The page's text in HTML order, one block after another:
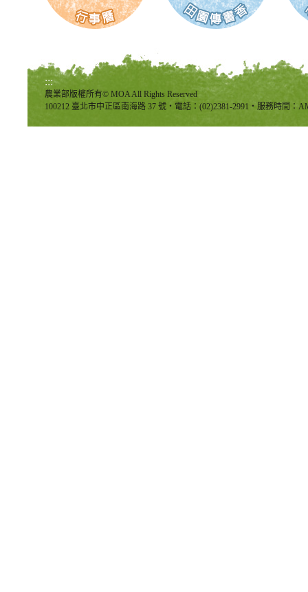
:::
農業部版權所有© MOA All Rights Reserved
100212 臺北市中正區南海路 37 號‧電話：(02)2381-2991‧服務時間：